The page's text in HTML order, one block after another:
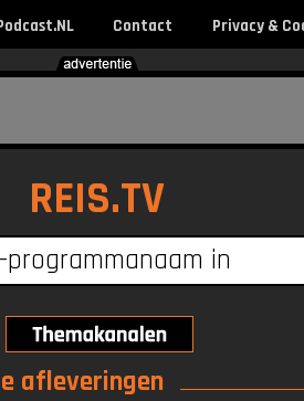
Contact Privacy &
REIS.TV
afleveringen